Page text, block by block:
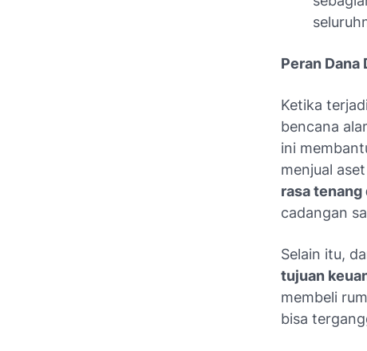
Peran Dana
Ketika
bencana
ini
menjual
rasa
cadangan
Selain itu,
tujuan
membeli
bisa